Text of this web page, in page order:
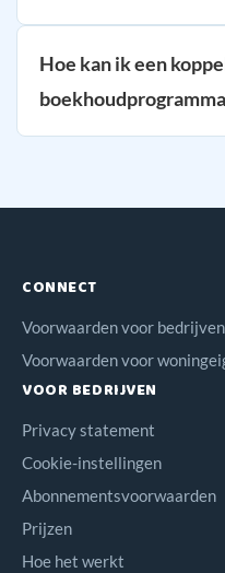
Hoe kan ik een
CONNECT
Voorwaarden voor
Voorwaarden voor
VOOR BEDRIJVEN
Privacy statement
Cookie-instellingen
Abonnementsvoorwaarden
Prijzen
Hoe het werkt